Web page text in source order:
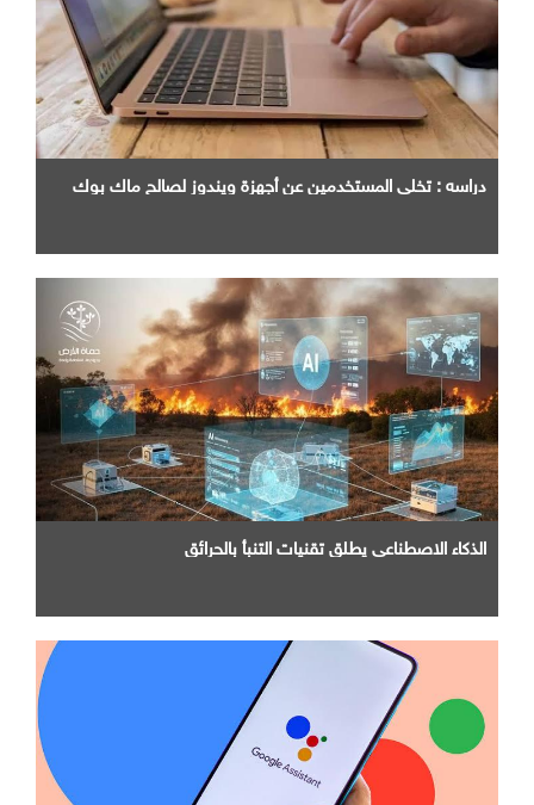
دراسه : تخلي المستخدمين عن أجهزة ويندوز لصالح ماك بوك
الذكاء الاصطناعي يطلق تقنيات التنبأ بالحرائق